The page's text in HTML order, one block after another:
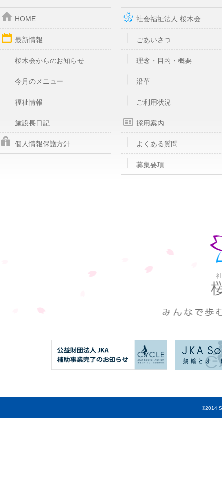
HOME
最新情報
桜木会からのお知らせ
今月のメニュー
福祉情報
施設長日記
個人情報保護方針
社会福祉法人 桜木会
ごあいさつ
理念・目的・概要
沿革
ご利用状況
採用案内
よくある質問
募集要項
©2014